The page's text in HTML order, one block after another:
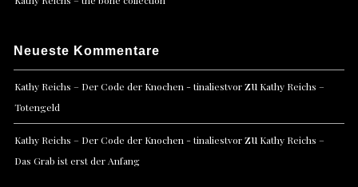
Neueste Kommentare
Kathy Reichs – Der Code der Knochen - tinaliestvorzu Kathy Reichs –
Totengeld
Kathy Reichs – Der Code der Knochen - tinaliestvorzu Kathy Reichs –
Das Grab ist erst der Anfang